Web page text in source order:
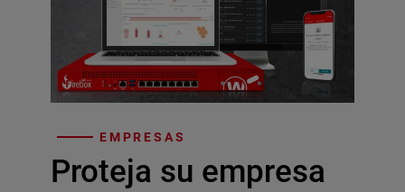
EMPRESAS
Proteja su empresa